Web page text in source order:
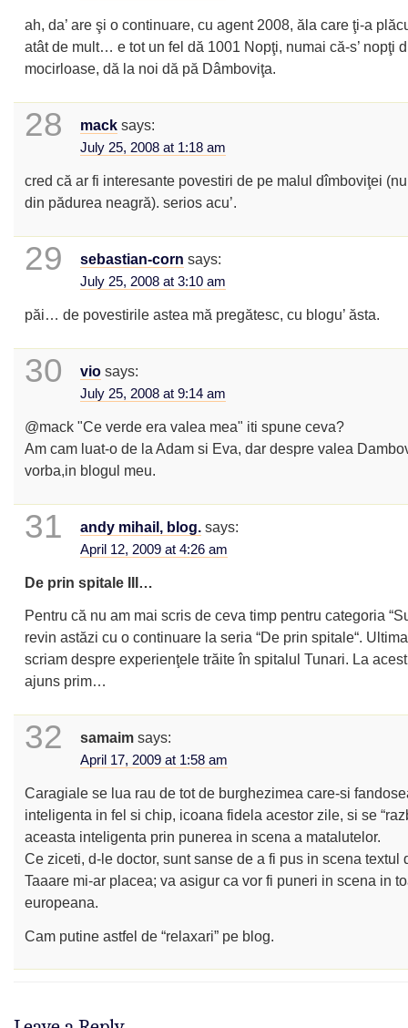
ah, da’ are şi o continuare, cu agent 2008, ăla care ţi-a
atât de mult… e tot un fel dă 1001 Nopţi, numai că-s’ nopţi
mocirloase, dă la noi dă pă Dâmboviţa.
28 mack says:
July 25, 2008 at 1:18 am
cred că ar fi interesante povestiri de pe malul dîmboviţei (nu
din pădurea neagră). serios acu’.
29 sebastian-corn says:
July 25, 2008 at 3:10 am
păi… de povestirile astea mă pregătesc, cu blogu’ ăsta.
30 vio says:
July 25, 2008 at 9:14 am
@mack "Ce verde era valea mea" iti spune ceva?
Am cam luat-o de la Adam si Eva, dar despre valea
vorba,in blogul meu.
31 andy mihail, blog. says:
April 12, 2009 at 4:26 am
De prin spitale III…
Pentru că nu am mai scris de ceva timp pentru categoria
revin astăzi cu o continuare la seria “De prin spitale“.
scriam despre experienţele trăite în spitalul Tunari. La
ajuns prim…
32 samaim says:
April 17, 2009 at 1:58 am
Caragiale se lua rau de tot de burghezimea care-si
inteligenta in fel si chip, icoana fidela acestor zile, si se
aceasta inteligenta prin punerea in scena a matalutelor.
Ce ziceti, d-le doctor, sunt sanse de a fi pus in scena textul
Taaare mi-ar placea; va asigur ca vor fi puneri in scena in
europeana.
Cam putine astfel de “relaxari” pe blog.